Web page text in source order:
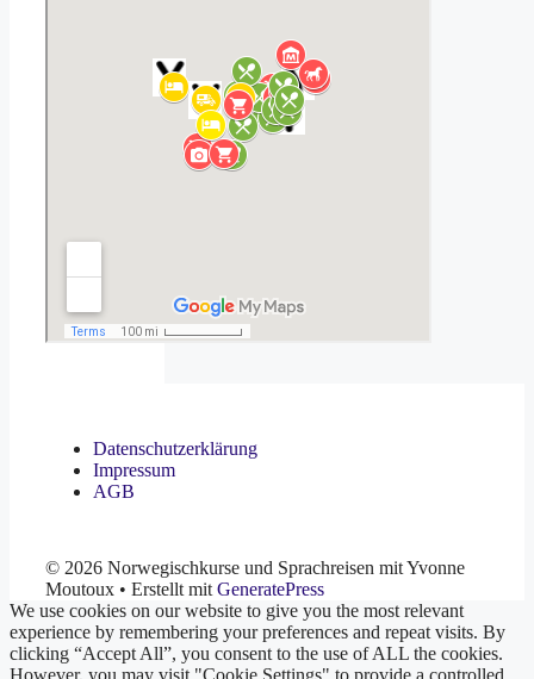
Datenschutzerklärung
Impressum
AGB
© 2026 Norwegischkurse und Sprachreisen mit Yvonne
Moutoux • Erstellt mit GeneratePress
We use cookies on our website to give you the most relevant
experience by remembering your preferences and repeat visits. By
clicking “Accept All”, you consent to the use of ALL the cookies.
However, you may visit "Cookie Settings" to provide a controlled